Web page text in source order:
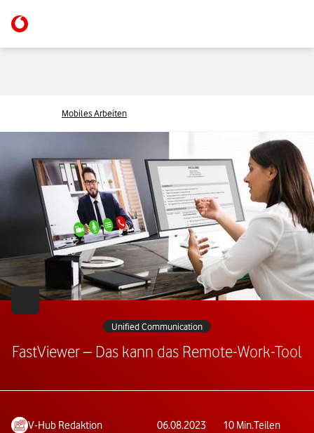
Mobiles Arbeiten
Unified Communication
FastViewer – Das kann das Remote-Work-Tool
V-Hub Redaktion 06.08.2023 10 Min.Teilen